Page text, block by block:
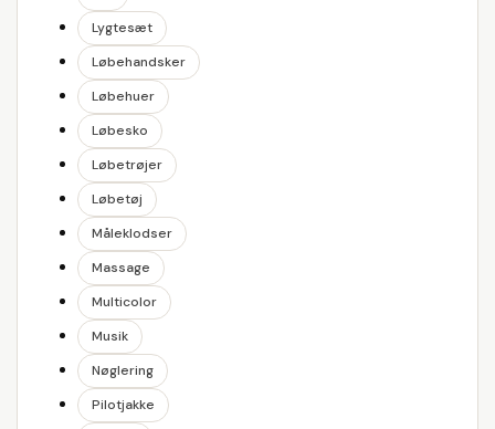
Lygtesæt
Løbehandsker
Løbehuer
Løbesko
Løbetrøjer
Løbetøj
Måleklodser
Massage
Multicolor
Musik
Nøglering
Pilotjakke